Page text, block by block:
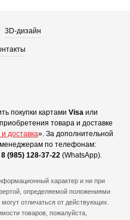
3D-дизайн
покупки картами Visa или
товара и доставке
доставка». За дополнительной
по телефонам:
8 (985) 128-37-22 (WhatsApp).
характер и ни при
определяемой положениями
отличаться от действующих.
товаров, пожалуйста,